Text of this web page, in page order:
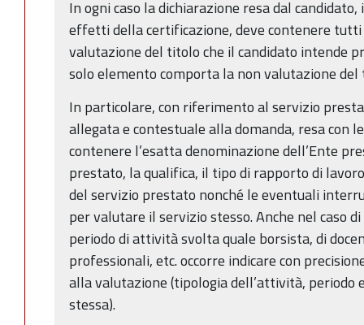
In ogni caso la dichiarazione resa dal
effetti della certificazione, deve contenere
valutazione del titolo che il candidato intende
solo elemento comporta la non valutazione
In particolare, con riferimento al servizio
allegata e contestuale alla domanda, resa con
contenere l’esatta denominazione dell’Ente
prestato, la qualifica, il tipo di rapporto di
del servizio prestato nonché le eventuali
per valutare il servizio stesso. Anche nel caso
periodo di attività svolta quale borsista, di
professionali, etc. occorre indicare con
alla valutazione (tipologia dell’attività, periodo
stessa).